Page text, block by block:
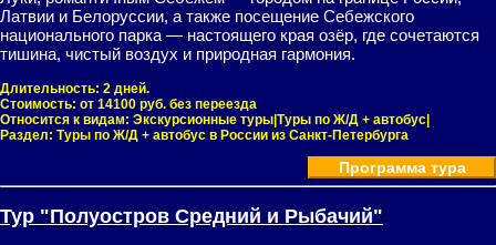
Латвии и Белоруссии, а также посещение Себежского
национального парка — настоящего края озёр, где сочетаются
тишина, чистый воздух и природная гармония.
Длительность: 2 дней.
Стоимость: от 14100 руб. без переезда
Относится к видам: Экскурсионные туры|Туры по Ж/Д + автобус|
Раздел: Туры по Ж/Д + автобус в России из Санкт-Петербурга
Программа тура
Тур "Полуостров Средний и Рыбачий"